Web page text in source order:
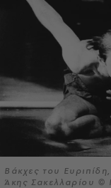
Βάκχες του
Άκης Σακελλαρίου ©